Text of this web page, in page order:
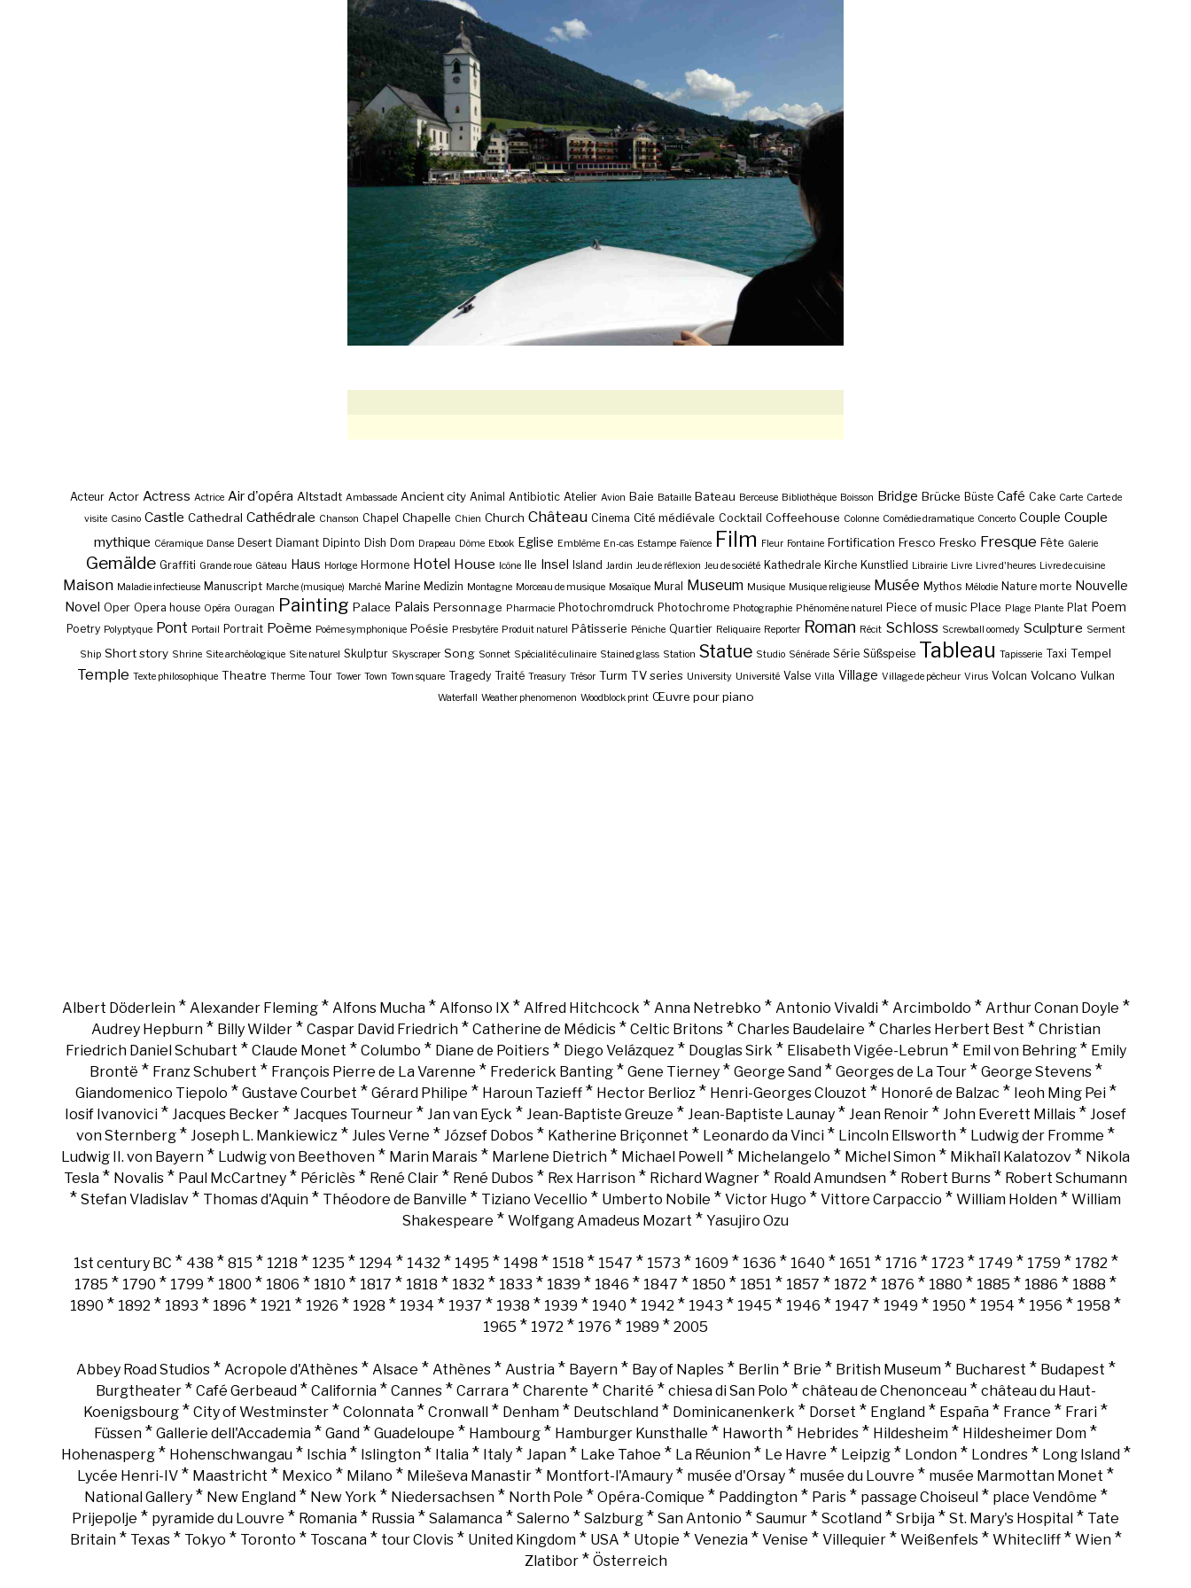
Acteur Actor Actress Actrice Air d'opéra Altstadt Ambassade Ancient city Animal Antibiotic Atelier Avion Baie Bataille Bateau Berceuse Bibliothèque Boisson Bridge Brücke Büste Café Cake Carte Carte de
visite Casino Castle Cathedral Cathédrale Chanson Chapel Chapelle Chien Church Château Cinema Cité médiévale Cocktail Coffeehouse Colonne Comédie dramatique Concerto Couple Couple
mythique Céramique Danse Desert Diamant Dipinto Dish Dom Drapeau Dôme Ebook Eglise Emblème En-cas Estampe Faïence Film Fleur Fontaine Fortification Fresco Fresko Fresque Fête Galerie
Gemälde Graffiti Grande roue Gâteau Haus Horloge Hormone Hotel House Icône Ile Insel Island Jardin Jeu de réflexion Jeu de société Kathedrale Kirche Kunstlied Librairie Livre Livre d'heures Livre de cuisine
Maison Maladie infectieuse Manuscript Marche (musique) Marché Marine Medizin Montagne Morceau de musique Mosaïque Mural Museum Musique Musique religieuse Musée Mythos Mélodie Nature morte Nouvelle
Novel Oper Opera house Opéra Ouragan Painting Palace Palais Personnage Pharmacie Photochromdruck Photochrome Photographie Phénomène naturel Piece of music Place Plage Plante Plat Poem
Poetry Polyptyque Pont Portail Portrait Poème Poème symphonique Poésie Presbytère Produit naturel Pâtisserie Péniche Quartier Reliquaire Reporter Roman Récit Schloss Screwball oomedy Sculpture Serment
Ship Short story Shrine Site archéologique Site naturel Skulptur Skyscraper Song Sonnet Spécialité culinaire Stained glass Station Statue Studio Sénérade Série Süßspeise Tableau Tapisserie Taxi Tempel
Temple Texte philosophique Theatre Therme Tour Tower Town Town square Tragedy Traité Treasury Trésor Turm TV series University Université Valse Villa Village Village de pêcheur Virus Volcan Volcano Vulkan
Waterfall Weather phenomenon Woodblock print Œuvre pour piano
Albert Döderlein* Alexander Fleming* Alfons Mucha* Alfonso IX* Alfred Hitchcock * Anna Netrebko * Antonio Vivaldi* Arcimboldo * Arthur Conan Doyle *
Audrey Hepburn* Billy Wilder* Caspar David Friedrich* Catherine de Médicis* Celtic Britons* Charles Baudelaire * Charles Herbert Best * Christian
Friedrich Daniel Schubart * Claude Monet * Columbo * Diane de Poitiers* Diego Velázquez* Douglas Sirk * Elisabeth Vigée-Lebrun* Emil von Behring* Emily
Brontë * Franz Schubert * François Pierre de La Varenne * Frederick Banting* Gene Tierney* George Sand* Georges de La Tour* George Stevens*
Giandomenico Tiepolo * Gustave Courbet * Gérard Philipe * Haroun Tazieff* Hector Berlioz* Henri-Georges Clouzot * Honoré de Balzac * Ieoh Ming Pei*
Iosif Ivanovici * Jacques Becker * Jacques Tourneur * Jan van Eyck * Jean-Baptiste Greuze * Jean-Baptiste Launay * Jean Renoir * John Everett Millais * Josef
von Sternberg * Joseph L. Mankiewicz * Jules Verne * József Dobos * Katherine Briçonnet * Leonardo da Vinci * Lincoln Ellsworth * Ludwig der Fromme *
Ludwig II. von Bayern * Ludwig von Beethoven * Marin Marais * Marlene Dietrich * Michael Powell * Michelangelo * Michel Simon * Mikhaïl Kalatozov * Nikola
Tesla * Novalis * Paul McCartney * Périclès * René Clair * René Dubos * Rex Harrison * Richard Wagner * Roald Amundsen * Robert Burns * Robert Schumann
* Stefan Vladislav * Thomas d'Aquin * Théodore de Banville * Tiziano Vecellio * Umberto Nobile * Victor Hugo * Vittore Carpaccio * William Holden * William
Shakespeare * Wolfgang Amadeus Mozart * Yasujiro Ozu
1st century BC * 438 * 815 * 1218 * 1235 * 1294 * 1432 * 1495 * 1498 * 1518 * 1547 * 1573 * 1609 * 1636 * 1640 * 1651 * 1716 * 1723 * 1749 * 1759 * 1782 *
1785 * 1790 * 1799 * 1800 * 1806 * 1810 * 1817 * 1818 * 1832 * 1833 * 1839 * 1846 * 1847 * 1850 * 1851 * 1857 * 1872 * 1876 * 1880 * 1885 * 1886 * 1888 *
1890 * 1892 * 1893 * 1896 * 1921 * 1926 * 1928 * 1934 * 1937 * 1938 * 1939 * 1940 * 1942 * 1943 * 1945 * 1946 * 1947 * 1949 * 1950 * 1954 * 1956 * 1958 *
1965 * 1972 * 1976 * 1989 * 2005
Abbey Road Studios* Acropole d'Athènes* Alsace * Athènes* Austria* Bayern* Bay of Naples* Berlin* Brie * British Museum* Bucharest * Budapest *
Burgtheater* Café Gerbeaud* California* Cannes* Carrara* Charente * Charité * chiesa di San Polo * château de Chenonceau* château du Haut-
Koenigsbourg * City of Westminster * Colonnata * Cronwall * Denham * Deutschland * Dominicanenkerk * Dorset * England * España * France * Frari *
Füssen * Gallerie dell'Accademia * Gand * Guadeloupe * Hambourg * Hamburger Kunsthalle * Haworth * Hebrides * Hildesheim * Hildesheimer Dom *
Hohenasperg* Hohenschwangau* Ischia* Islington* Italia* Italy* Japan* Lake Tahoe * La Réunion* Le Havre * Leipzig* London* Londres* Long Island*
Lycée Henri-IV * Maastricht * Mexico * Milano * Mileševa Manastir * Montfort-l'Amaury * musée d'Orsay * musée du Louvre * musée Marmottan Monet *
National Gallery* New England* New York * Niedersachsen* North Pole * Opéra-Comique * Paddington* Paris* passage Choiseul* place Vendôme *
Prijepolje * pyramide du Louvre * Romania * Russia * Salamanca * Salerno * Salzburg * San Antonio * Saumur * Scotland * Srbija * St. Mary's Hospital * Tate
Britain* Texas* Tokyo * Toronto * Toscana* tour Clovis* United Kingdom* USA * Utopie * Venezia* Venise * Villequier* Weißenfels* Whitecliff* Wien*
Zlatibor* Österreich